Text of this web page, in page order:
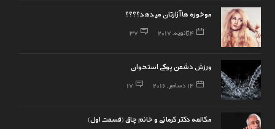
موخوره ها آزارتان میدهد؟؟؟؟
4 ژانویه, 2017 37
ورزش دشمن پوکی استخوان
14 دسامبر, 2016 17
مکالمه دکتر کرمانی و خانم چاق (قسمت اول)